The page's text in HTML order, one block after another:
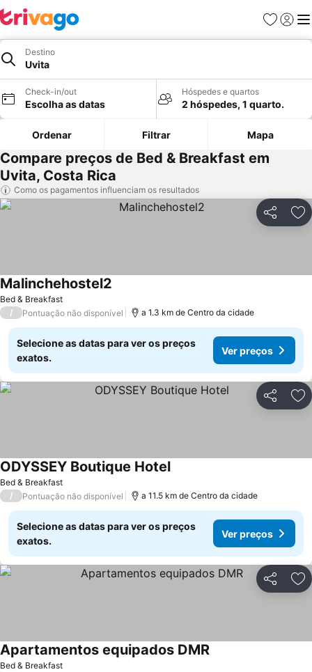
Favoritos
Iniciar
Destino
Uvita
Check-in/out
Escolha as datas
Hóspedes e quartos
2 hóspedes, 1 quarto.
Ordenar Filtrar Mapa
Compare preços de Bed & Breakfast em
Uvita, Costa Rica
Como os pagamentos influenciam os resultados
Partilhar
Bed & Breakfast
Malinchehostel2
/ Pontuação não disponível a 1.3 km de Centro da cidade
Selecione as datas para ver os preços
exatos.
Ver preços
Partilhar
Bed & Breakfast
ODYSSEY Boutique Hotel
/ Pontuação não disponível a 11.5 km de Centro da cidade
Selecione as datas para ver os preços
exatos.
Ver preços
Partilhar
Bed & Breakfast
Apartamentos equipados DMR